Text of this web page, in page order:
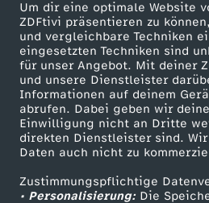
Um dir eine optimale Website
ZDFtivi präsentieren zu
und vergleichbare Techniken
eingesetzten Techniken sind
für unser Angebot. Mit deiner
und unsere Dienstleister
Informationen auf deinem
abrufen. Dabei geben wir
Einwilligung nicht an Dritte
direkten Dienstleister sind.
Daten auch nicht zu
Zustimmungspflichtige
• Personalisierung:Die
h
l
u
s
s
Mehr ZDF
ZDF-Apps
Smart TV
ZDFtext
Livestreams